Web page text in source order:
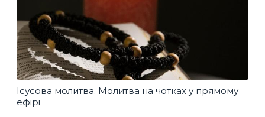
Ісусова молитва. Молитва на чотках у прямому
ефірі